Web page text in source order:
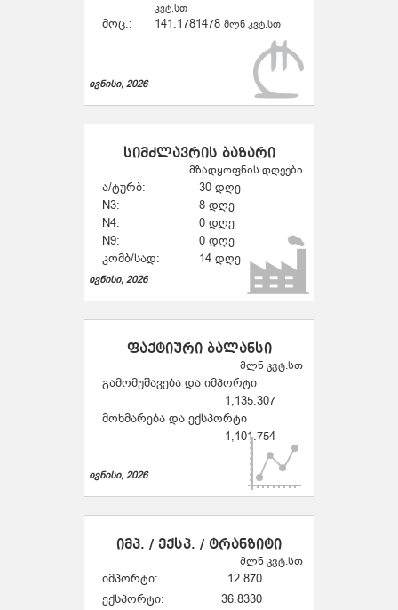
კვტ.სთ
მოც.: 141.1781478 მლნ კვტ.სთ
ივნისი, 2026
სიმძლავრის ბაზარი
მზადყოფნის დღეები
ა/ტურბ:
30 დღე
N3:
8 დღე
N4:
0 დღე
N9:
0 დღე
კომბ/სად:
14 დღე
ივნისი, 2026
ფაქტიური ბალანსი
მლნ კვტ.სთ
გამომუშავება და იმპორტი
1,135.307
მოხმარება და ექსპორტი
1,101.754
ივნისი, 2026
იმპ. / ექსპ. / ტრანზიტი
მლნ კვტ.სთ
იმპორტი:
12.870
ექსპორტი:
36.8330